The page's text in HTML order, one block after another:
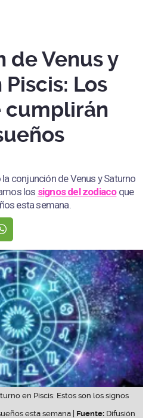
de Venus y
Los
cumplirán
conjunción de Venus y Saturno
los signos del zodiacoque
esta semana.
en Piscis: Estos son los signos
esta semana | Fuente: Difusión